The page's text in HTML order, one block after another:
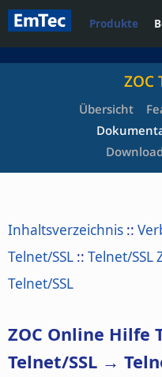
Produkte
ZOC
Übersicht
Inhaltsverzeichnis ::
Telnet/SSL :: Telnet/SSL
Telnet/SSL
ZOC Online Hilfe
Telnet/SSL →